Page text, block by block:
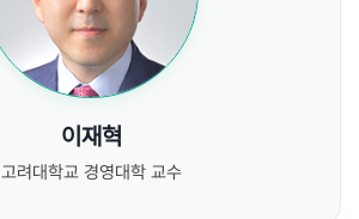
이재혁
고려대학교 경영대학 교수